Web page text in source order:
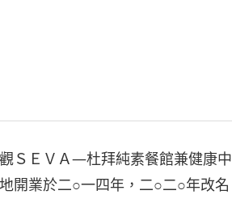
ＳＥＶＡ—杜拜純素餐館兼健康中
開業於二○一四年，二○二○年改名